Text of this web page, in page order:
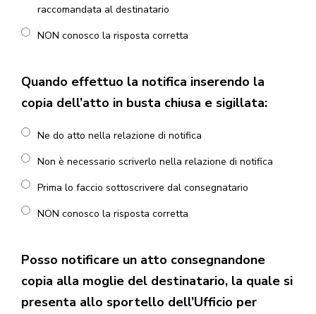
raccomandata al destinatario
NON conosco la risposta corretta
Quando effettuo la notifica inserendo la
copia dell’atto in busta chiusa e sigillata:
Ne do atto nella relazione di notifica
Non è necessario scriverlo nella relazione di notifica
Prima lo faccio sottoscrivere dal consegnatario
NON conosco la risposta corretta
Posso notificare un atto consegnandone
copia alla moglie del destinatario, la quale si
presenta allo sportello dell’Ufficio per